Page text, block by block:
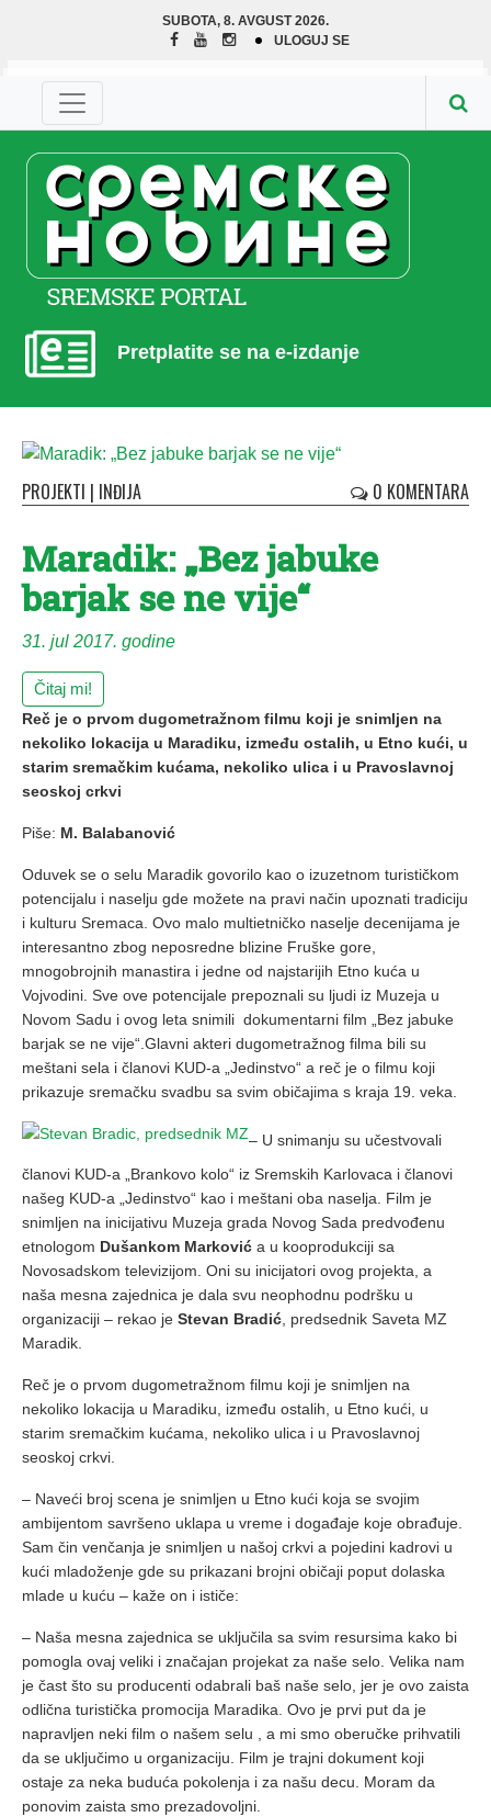
SUBOTA, 8. AVGUST 2026.
ULOGUJ SE
Pretplatite se na e-izdanje
PROJEKTI | INĐIJA 0 KOMENTARA
Maradik: „Bez jabuke
barjak se ne vije“
31. jul 2017. godine
Čitaj mi!
Reč je o prvom dugometražnom filmu koji je snimljen na
nekoliko lokacija u Maradiku, između ostalih, u Etno kući, u
starim sremačkim kućama, nekoliko ulica i u Pravoslavnoj
seoskoj crkvi
Piše: M. Balabanović
Oduvek se o selu Maradik govorilo kao o izuzetnom turističkom
potencijalu i naselju gde možete na pravi način upoznati tradiciju
i kulturu Sremaca. Ovo malo multietničko naselje decenijama je
interesantno zbog neposredne blizine Fruške gore,
mnogobrojnih manastira i jedne od najstarijih Etno kuća u
Vojvodini. Sve ove potencijale prepoznali su ljudi iz Muzeja u
Novom Sadu i ovog leta snimili dokumentarni film „Bez jabuke
barjak se ne vije“.Glavni akteri dugometražnog filma bili su
meštani sela i članovi KUD-a „Jedinstvo“ a reč je o filmu koji
prikazuje sremačku svadbu sa svim običajima s kraja 19. veka.
– U snimanju su učestvovali
članovi KUD-a „Brankovo kolo“ iz Sremskih Karlovaca i članovi
našeg KUD-a „Jedinstvo“ kao i meštani oba naselja. Film je
snimljen na inicijativu Muzeja grada Novog Sada predvođenu
etnologom Dušankom Marković a u kooprodukciji sa
Novosadskom televizijom. Oni su inicijatori ovog projekta, a
naša mesna zajednica je dala svu neophodnu podršku u
organizaciji – rekao je Stevan Bradić , predsednik Saveta MZ
Maradik.
Reč je o prvom dugometražnom filmu koji je snimljen na
nekoliko lokacija u Maradiku, između ostalih, u Etno kući, u
starim sremačkim kućama, nekoliko ulica i u Pravoslavnoj
seoskoj crkvi.
– Naveći broj scena je snimljen u Etno kući koja se svojim
ambijentom savršeno uklapa u vreme i događaje koje obrađuje.
Sam čin venčanja je snimljen u našoj crkvi a pojedini kadrovi u
kući mladoženje gde su prikazani brojni običaji poput dolaska
mlade u kuću – kaže on i ističe:
– Naša mesna zajednica se uključila sa svim resursima kako bi
pomogla ovaj veliki i značajan projekat za naše selo. Velika nam
je čast što su producenti odabrali baš naše selo, jer je ovo zaista
odlična turistička promocija Maradika. Ovo je prvi put da je
napravljen neki film o našem selu , a mi smo oberučke prihvatili
da se uključimo u organizaciju. Film je trajni dokument koji
ostaje za neka buduća pokolenja i za našu decu. Moram da
ponovim zaista smo prezadovoljni.